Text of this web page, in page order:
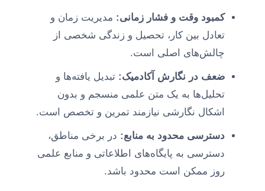
کمبود وقت و فشار زمانی: مدیریت زمان و
تعادل بین کار، تحصیل و زندگی شخصی از
چالش‌های اصلی است.
ضعف در نگارش آکادمیک: تبدیل یافته‌ها و
تحلیل‌ها به یک متن علمی منسجم و بدون
اشکال نگارشی نیازمند تمرین و تخصص است.
دسترسی محدود به منابع: در برخی مناطق،
دسترسی به پایگاه‌های اطلاعاتی و منابع علمی
روز ممکن است محدود باشد.